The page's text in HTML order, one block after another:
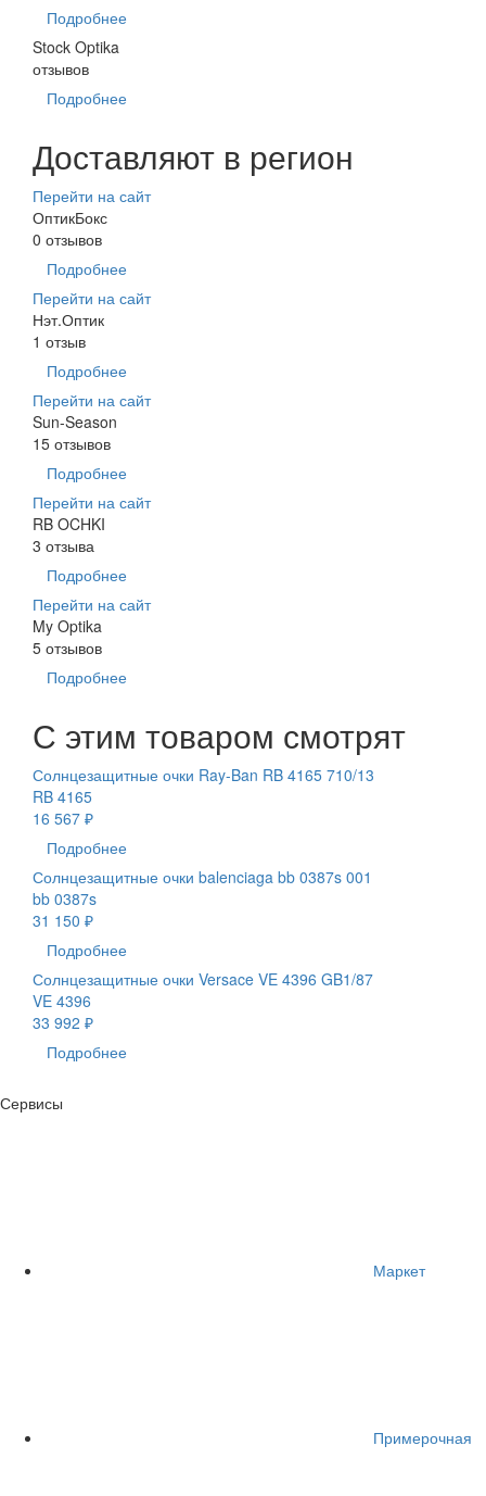
Подробнее
Stock Optika
отзывов
Подробнее
Доставляют в регион
Перейти на сайт
ОптикБокс
0 отзывов
Подробнее
Перейти на сайт
Нэт.Оптик
1 отзыв
Подробнее
Перейти на сайт
Sun-Season
15 отзывов
Подробнее
Перейти на сайт
RB OCHKI
3 отзыва
Подробнее
Перейти на сайт
My Optika
5 отзывов
Подробнее
С этим товаром смотрят
Солнцезащитные очки Ray-Ban RB 4165 710/13
RB 4165
16 567 ₽
Подробнее
Солнцезащитные очки balenciaga bb 0387s 001
bb 0387s
31 150 ₽
Подробнее
Солнцезащитные очки Versace VE 4396 GB1/87
VE 4396
33 992 ₽
Подробнее
Сервисы
Маркет
Примерочная